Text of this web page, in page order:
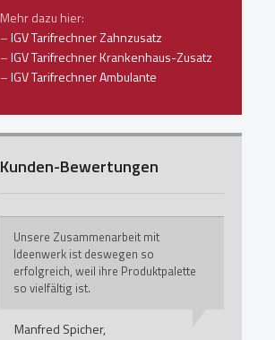
Mehr dazu hier:
–IGV Tarifrechner Zahnzusatz
–IGV Tarifrechner Krankenhaus-Zusatz
–IGV Tarifrechner Ambulante
Kunden-Bewertungen
Unsere Zusammenarbeit mit
Ideenwerk ist deswegen so
erfolgreich, weil ihre Produktpalette
so vielfältig ist.
Manfred Spicher,